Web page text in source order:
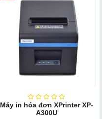
Máy in hóa đơn XPrinter XP-
A300U